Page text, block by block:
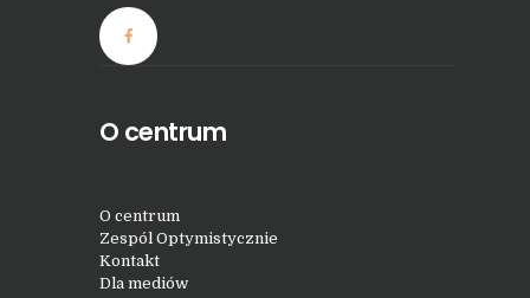
O centrum
O centrum
Zespól Optymistycznie
Kontakt
Dla mediów